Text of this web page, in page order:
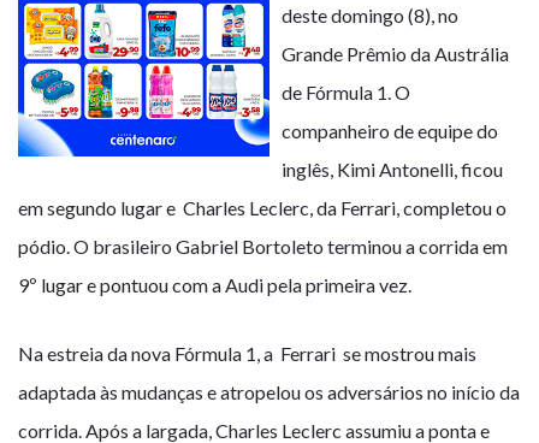
deste domingo (8), no
Grande Prêmio da Austrália
de Fórmula 1. O
companheiro de equipe do
inglês, Kimi Antonelli , ficou
em segundo lugar e Charles Leclerc , da Ferrari, completou o
pódio. O brasileiro Gabriel Bortoleto terminou a corrida em
9º lugar e pontuou com a Audi pela primeira vez.
Na estreia da nova Fórmula 1, a Ferrari se mostrou mais
adaptada às mudanças e atropelou os adversários no início da
corrida. Após a largada, Charles Leclerc assumiu a ponta e